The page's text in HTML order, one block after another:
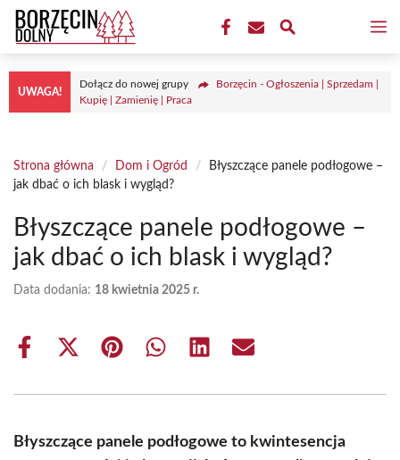
Przejdź
treści
UWAGA!
Dołącz do nowej grupy
Borzęcin - Ogłoszenia | Sprzedam |
Kupię | Zamienię | Praca
Strona główna / Dom i Ogród /
Błyszczące panele podłogowe –
jak dbać o ich blask i wygląd?
Błyszczące panele podłogowe –
jak dbać o ich blask i wygląd?
Data dodania: 18 kwietnia 2025 r.
Share
Share
(Twitter)
Share Share Share Share
Błyszczące panele podłogowe to kwintesencja